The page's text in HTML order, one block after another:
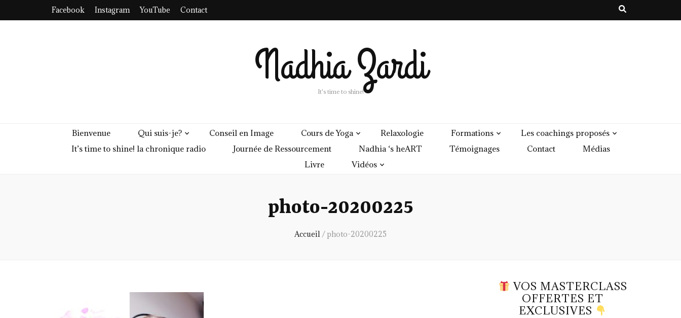
Facebook Instagram YouTube Contact
Nadhia Zardi
It's time to shine!
Bienvenue Qui suis-je? Conseil en Image Cours de Yoga Relaxologie Formations
Les coachings proposés
It’s time to shine! la chronique radio
Journée de Ressourcement Nadhia ‘s heART Témoignages Contact
Médias
Livre
Vidéos
photo-20200225
Accueil /photo-20200225
VOS MASTERCLASS
OFFERTES ET
EXCLUSIVES